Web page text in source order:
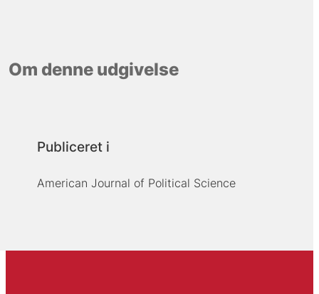
Om denne udgivelse
Publiceret i
American Journal of Political Science